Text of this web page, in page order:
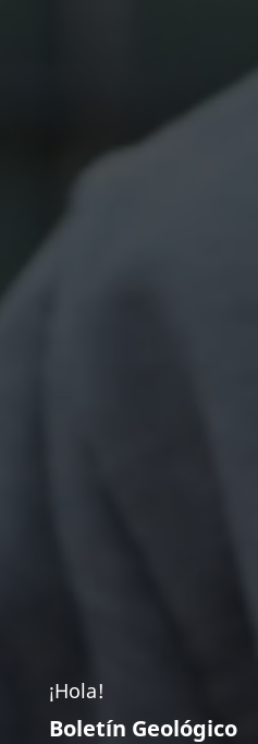
¡Hola!
Boletín Geológico